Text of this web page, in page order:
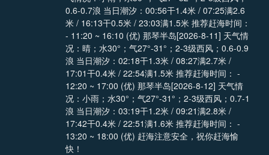
0.6-0.7浪 当日潮汐：00:56干1.4米 / 07:25满2.6
米 / 16:13干0.5米 / 23:03满1.5米 推荐赶海时间：
- 11:20 ~ 16:10 (优) 那琴半岛[2026-8-11] 天气情
况：晴；水30°；气27°-31°；2-3级西风；0.6-0.9
浪 当日潮汐：02:18干1.3米 / 08:27满2.7米 /
17:01干0.4米 / 22:54满1.5米 推荐赶海时间： -
12:20 ~ 17:00 (优) 那琴半岛[2026-8-12] 天气情
况：小雨；水30°；气27°-31°；2-3级西风；0.7-1
浪 当日潮汐：03:19干1.2米 / 09:21满2.8米 /
17:42干0.4米 / 22:51满1.6米 推荐赶海时间： -
13:20 ~ 18:00 (优) 赶海注意安全，祝你赶海愉
快！